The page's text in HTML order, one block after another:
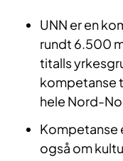
UNN er en
rundt 6.500
titalls
kompetanse
hele Nord-
Kompetanse
også om